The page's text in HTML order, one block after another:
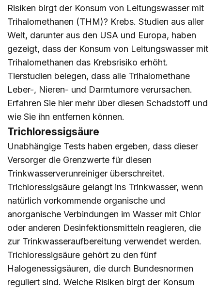
Risiken birgt der Konsum von Leitungswasser mit
Trihalomethanen (THM)? Krebs. Studien aus aller
Welt, darunter aus den USA und Europa, haben
gezeigt, dass der Konsum von Leitungswasser mit
Trihalomethanen das Krebsrisiko erhöht.
Tierstudien belegen, dass alle Trihalomethane
Leber-, Nieren- und Darmtumore verursachen.
Erfahren Sie hier mehr über diesen Schadstoff und
wie Sie ihn entfernen können.
Trichloressigsäure
Unabhängige Tests haben ergeben, dass dieser
Versorger die Grenzwerte für diesen
Trinkwasserverunreiniger überschreitet.
Trichloressigsäure gelangt ins Trinkwasser, wenn
natürlich vorkommende organische und
anorganische Verbindungen im Wasser mit Chlor
oder anderen Desinfektionsmitteln reagieren, die
zur Trinkwasseraufbereitung verwendet werden.
Trichloressigsäure gehört zu den fünf
Halogenessigsäuren, die durch Bundesnormen
reguliert sind. Welche Risiken birgt der Konsum